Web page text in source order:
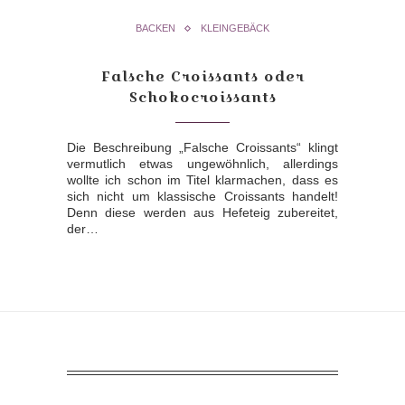
BACKEN KLEINGEBÄCK
Falsche Croissants oder
Schokocroissants
Die Beschreibung „Falsche Croissants“ klingt
vermutlich etwas ungewöhnlich, allerdings
wollte ich schon im Titel klarmachen, dass es
sich nicht um klassische Croissants handelt!
Denn diese werden aus Hefeteig zubereitet,
der…